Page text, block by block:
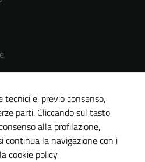
e, previo consenso,
parti. Cliccando sul tasto
alla profilazione,
continua la navigazione con i
cookie policy